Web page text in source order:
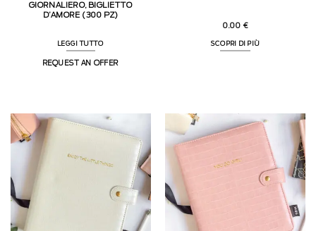
GIORNALIERO, BIGLIETTO
D’AMORE (300 PZ)
LEGGI TUTTO
REQUEST AN OFFER
0.00 €
SCOPRI DI PIÙ